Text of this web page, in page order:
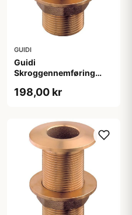
GUIDI
Guidi
Skroggennemføring
65mm
198,00 kr